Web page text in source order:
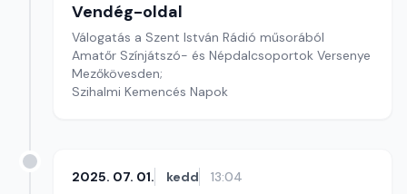
Vendég-oldal
Válogatás a Szent István Rádió műsorából
Amatőr Színjátszó- és Népdalcsoportok Versenye
Mezőkövesden;
Szihalmi Kemencés Napok
2025. 07. 01. kedd 13:04